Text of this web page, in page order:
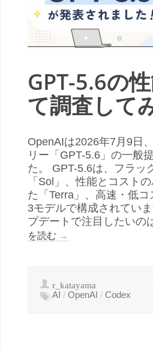
GPT-5.6の
て調査して
OpenAIは2026年7月9日
リー「GPT-5.6」の一般
た。 GPT-5.6は、フラッ
「Sol」、性能とコスト
た「Terra」、高速・低
3モデルで構成されてい
プデートで注目したいの
を読む →
r_katayama
AI / OpenAI / Codex